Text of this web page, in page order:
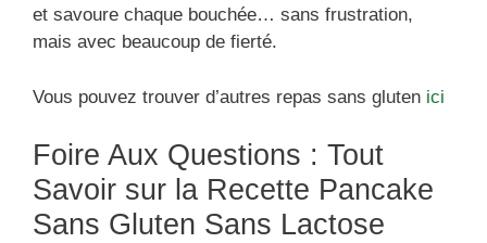
et savoure chaque bouchée… sans frustration,
mais avec beaucoup de fierté.
Vous pouvez trouver d’autres repas sans gluten ici
Foire Aux Questions : Tout
Savoir sur la Recette Pancake
Sans Gluten Sans Lactose